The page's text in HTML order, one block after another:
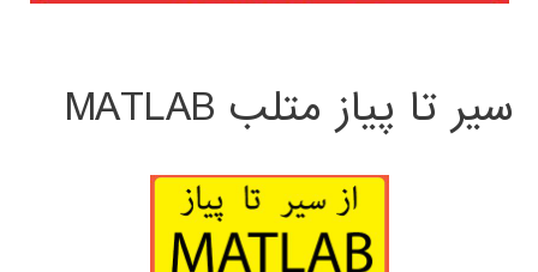
سیر تا پیاز متلب MATLAB